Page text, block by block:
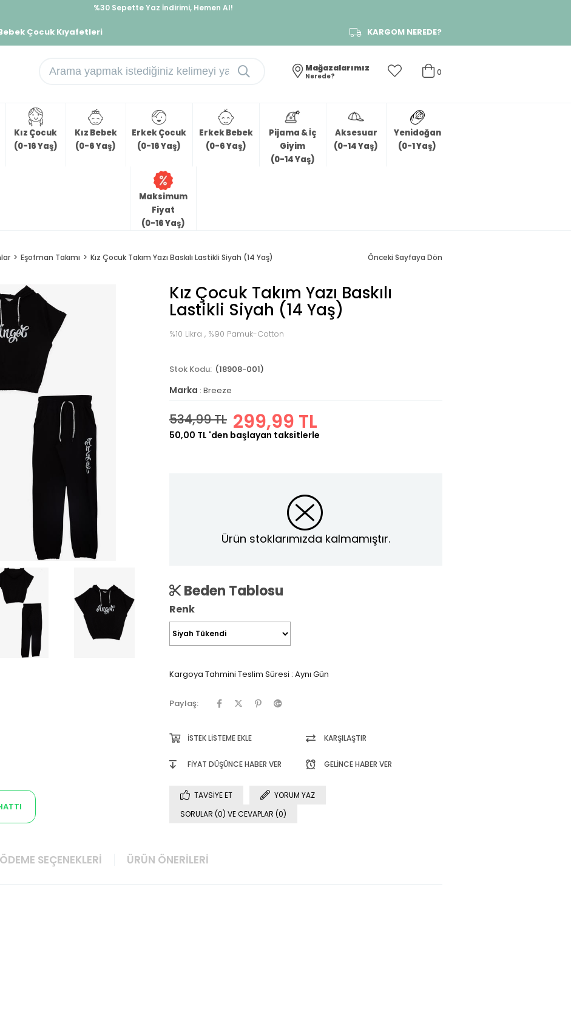
%30 Sepette Yaz İndirimi, Hemen Al!
Çocuk Kıyafetleri KARGOM NEREDE?
0
Mağazalarımız
Nerede?
Kız Çocuk
(0-16 Yaş)
Kız Bebek
(0-6 Yaş)
Erkek Çocuk
(0-16 Yaş)
Erkek Bebek
(0-6 Yaş)
Pijama & İç
Giyim
(0-14 Yaş)
Aksesuar
(0-14 Yaş)
Yenidoğan
(0-1 Yaş)
Maksimum
Fiyat
(0-16 Yaş)
Eşofman Takımı Kız Çocuk Takım Yazı Baskılı Lastikli Siyah (14 Yaş) Önceki Sayfaya Dön
Kız Çocuk Takım Yazı Baskılı
Lastikli Siyah (14 Yaş)
%10 Likra , %90 Pamuk-Cotton
(18908-001)
Marka : Breeze
534,99 TL 299,99 TL
50,00 TL 'den başlayan taksitlerle
Ürün stoklarımızda kalmamıştır.
Beden Tablosu
Renk
Kargoya Tahmini Teslim Süresi : Aynı Gün
Paylaş:
İSTEK LISTEME EKLE KARŞILAŞTIR
FIYAT DÜŞÜNCE HABER VER GELINCE HABER VER
TAVSIYE ET
YORUM YAZ
SORULAR (0) VE CEVAPLAR (0)
ÖDEME SEÇENEKLERI ÜRÜN ÖNERILERI